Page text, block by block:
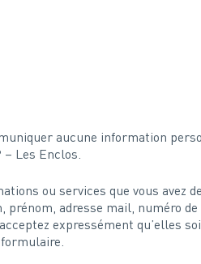
aucune information
Les Enclos.
ou services que vous avez
prénom, adresse mail, numéro
expressément qu’elles